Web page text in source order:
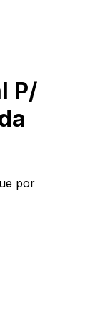
P/
por